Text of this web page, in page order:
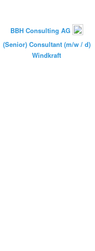
BBH Consulting AG
(Senior) Consultant (m/w / d)
Windkraft